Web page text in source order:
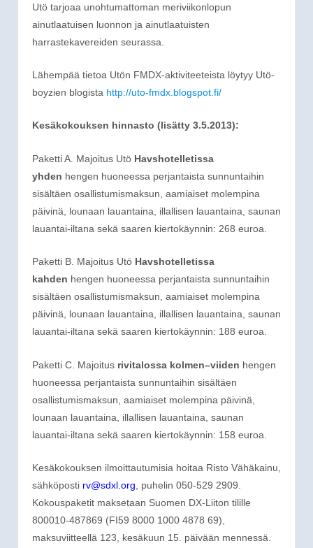
Utö tarjoaa unohtumattoman meriviikonlopun
ainutlaatuisen luonnon ja ainutlaatuisten
harrastekavereiden seurassa.
Lähempää tietoa Utön FMDX-aktiviteeteista löytyy Utö-
boyzien blogista http://uto-fmdx.blogspot.fi/
Kesäkokouksen hinnasto (lisätty 3.5.2013):
Paketti A. Majoitus Utö Havshotelletissa
yhden hengen huoneessa perjantaista sunnuntaihin
sisältäen osallistumismaksun, aamiaiset molempina
päivinä, lounaan lauantaina, illallisen lauantaina, saunan
lauantai-iltana sekä saaren kiertokäynnin: 268 euroa.
Paketti B. Majoitus Utö Havshotelletissa
kahden hengen huoneessa perjantaista sunnuntaihin
sisältäen osallistumismaksun, aamiaiset molempina
päivinä, lounaan lauantaina, illallisen lauantaina, saunan
lauantai-iltana sekä saaren kiertokäynnin: 188 euroa.
Paketti C. Majoitus rivitalossa kolmen–viiden hengen
huoneessa perjantaista sunnuntaihin sisältäen
osallistumismaksun, aamiaiset molempina päivinä,
lounaan lauantaina, illallisen lauantaina, saunan
lauantai-iltana sekä saaren kiertokäynnin: 158 euroa.
Kesäkokouksen ilmoittautumisia hoitaa Risto Vähäkainu,
sähköposti rv@sdxl.org , puhelin 050-529 2909.
Kokouspaketit maksetaan Suomen DX-Liiton tilille
800010-487869 (FI59 8000 1000 4878 69),
maksuviitteellä 123, kesäkuun 15. päivään mennessä.